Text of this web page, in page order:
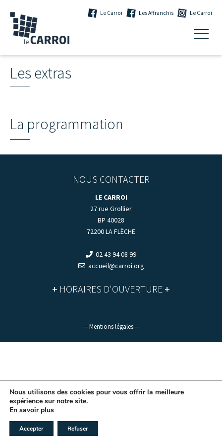
Le Carroi Les Affranchis Le Carroi
Les extras
La programmation
NOUS CONTACTER
LE CARROI
27 rue Grollier
BP 40028
72200 LA FLÈCHE
02 43 94 08 99
accueil@carroi.org
+ HORAIRES D'OUVERTURE +
— Mentions légales —
Nous utilisons des cookies pour vous offrir la meilleure
expérience sur notre site.
En savoir plus
Accepter Refuser